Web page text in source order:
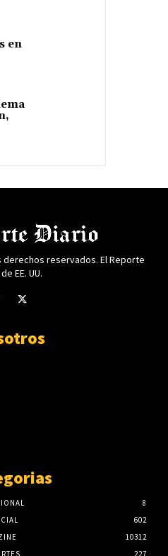
en
derechos reservados. El Reporte
EE. UU.
8
602
10312
227